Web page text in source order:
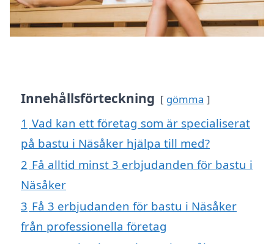
Innehållsförteckning gömma
1 Vad kan ett företag som är specialiserat
på bastu i Näsåker hjälpa till med?
2 Få alltid minst 3 erbjudanden för bastu i
Näsåker
3 Få 3 erbjudanden för bastu i Näsåker
från professionella företag